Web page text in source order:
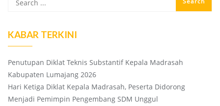
KABAR TERKINI
Penutupan Diklat Teknis Substantif Kepala Madrasah
Kabupaten Lumajang 2026
Hari Ketiga Diklat Kepala Madrasah, Peserta Didorong
Menjadi Pemimpin Pengembang SDM Unggul